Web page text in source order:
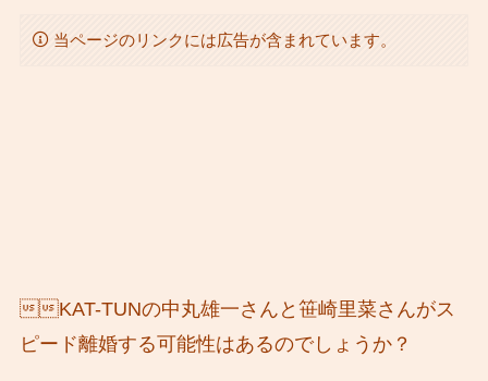
当ページのリンクには広告が含まれています。
KAT-TUNの中丸雄一さんと笹崎里菜さんがス
ピード離婚する可能性はあるのでしょうか？